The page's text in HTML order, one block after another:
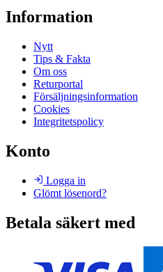
Information
Nytt
Tips & Fakta
Om oss
Returportal
Försäljningsinformation
Cookies
Integritetspolicy
Konto
Logga in
Glömt lösenord?
Betala säkert med